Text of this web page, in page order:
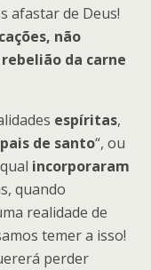
afastar de Deus!
não
da carne
espíritas,
pais de santo“, ou
incorporaram
quando
realidade de
temer a isso!
perder